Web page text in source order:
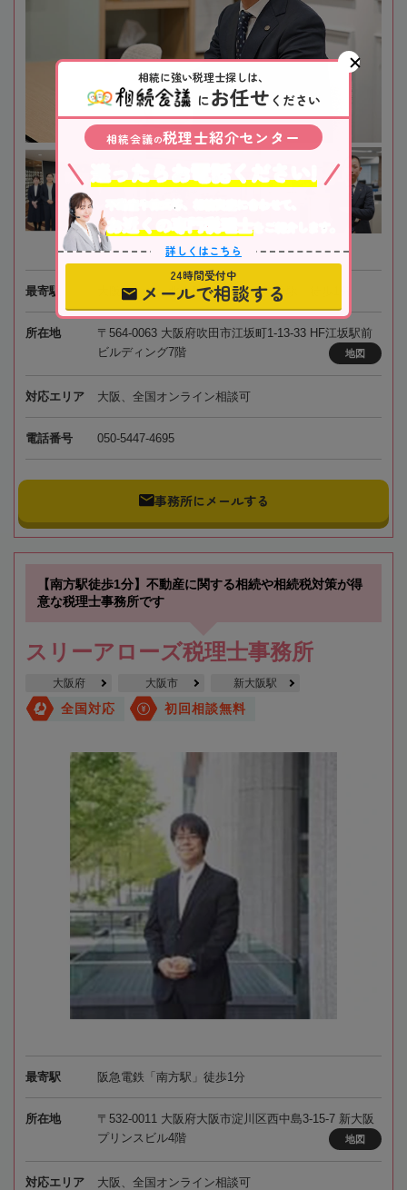
最寄駅 大阪メトロ・北大阪急行電鉄「江坂駅」徒歩1分
所在地
〒564-0063 大阪府吹田市江坂町1-13-33 HF江坂駅前
ビルディング7階
地図
対応エリア 大阪、全国オンライン相談可
電話番号 050-5447-4695
事務所にメールする
【南方駅徒歩1分】不動産に関する相続や相続税対策が得
意な税理士事務所です
スリーアローズ税理士事務所
大阪府 大阪市 新大阪駅
全国対応 初回相談無料
最寄駅 阪急電鉄「南方駅」徒歩1分
所在地
〒532-0011 大阪府大阪市淀川区西中島3-15-7 新大阪
プリンスビル4階
地図
対応エリア 大阪、全国オンライン相談可
相続に強い税理士探しは、
にお任せ ください
相続会議の税理士紹介センター
不動産や株式等、相続資産に合わせて、
お近くの専門税理士 をご紹介します。
詳しくはこちら
24時間受付中
メールで相談する